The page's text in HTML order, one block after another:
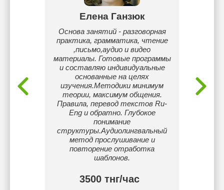
Елена Ганзюк
Основа занятий - разговорная
практика, грамматика, чтение
,письмо,аудио и видео
материалы. Готовые программы
и составляю индивидуальные
основанные на целях
изучения.Методики минимум
теории, максимум общения.
Правила, перевод текстов Ru-
Eng и обратно. Глубокое
понимание
структуры.Аудиолингвальный
метод прослушивание и
повторение отработка
шаблонов.
3500 тнг/час